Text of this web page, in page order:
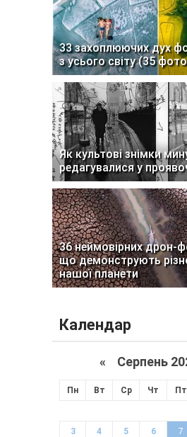
33 захоплюючих дух
з усього світу (35
Як культові знімки
редагувалися у
36 неймовірних дрон-
що демонструють
нашої планети
Календар
« Серпень
Пн Вт Ср Чт Пт
3 4 5 6 7